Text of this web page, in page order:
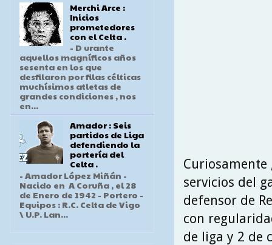
servicios del
defensor de
con
de liga y 2 de
Merchi Arce :
Inicios
prometedores
con el Celta .
- D urante
aquellos magníficos años
sesenta en los que
desfilaron por filas célticas
muchísimos atletas de
grandes condiciones , nos
en...
Amador : Seis
partidos de Liga
defendiendo la
portería del
Celta .
- Amador López Miñán -
Nacido en A Coruña , el 28
de Enero de 1942 - Portero -
Equipos : R.C. Celta de Vigo
\ U.P. Lan...